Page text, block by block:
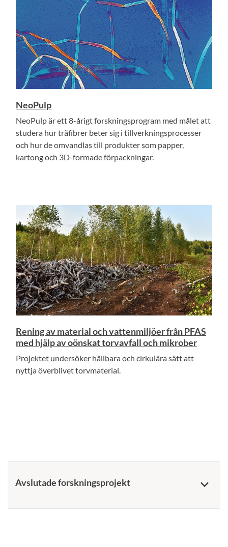
NeoPulp
NeoPulp är ett 8-årigt forskningsprogram med målet att
studera hur träfibrer beter sig i tillverkningsprocesser
och hur de omvandlas till produkter som papper,
kartong och 3D-formade förpackningar.
Rening av material och vattenmiljöer från PFAS
med hjälp av oönskat torvavfall och mikrober
Projektet undersöker hållbara och cirkulära sätt att
nyttja överblivet torvmaterial.
Avslutade forskningsprojekt keyboard_arrow_down